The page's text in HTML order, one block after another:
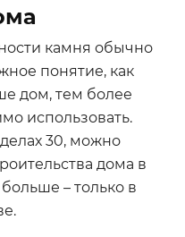
камня обычно
понятие, как
дом, тем более
использовать.
30, можно
дома в
– только в